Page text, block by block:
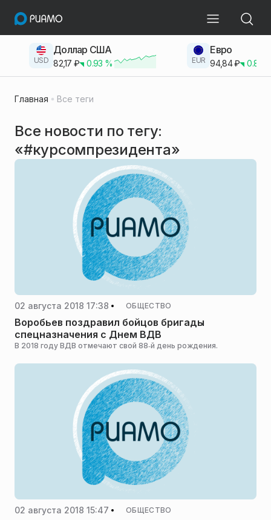
USD
Доллар США
82,17 ₽ 0.93 % EUR
Евро
94,84₽ 0.83
Главная Все теги
Все новости по тегу:
«#курсомпрезидента»
02 августа 2018 17:38 ОБЩЕСТВО
Воробьев поздравил бойцов бригады
спецназначения с Днем ВДВ
В 2018 году ВДВ отмечают свой 88‑й день рождения.
02 августа 2018 15:47 ОБЩЕСТВО